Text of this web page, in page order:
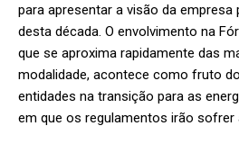
para apresentar a visão da empresa
desta década. O envolvimento na
que se aproxima rapidamente das
modalidade, acontece como fruto
entidades na transição para as
em que os regulamentos irão sofrer